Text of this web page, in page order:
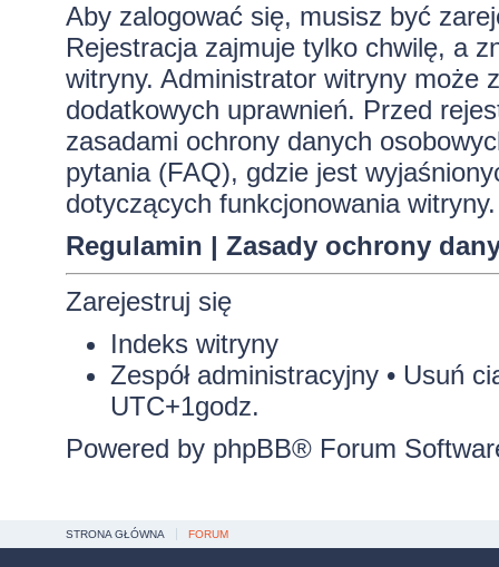
Aby zalogować się, musisz być
Rejestracja zajmuje tylko chwilę, a
witryny. Administrator witryny może
dodatkowych uprawnień. Przed
zasadami ochrony danych
pytania (FAQ), gdzie jest
dotyczących funkcjonowania witryny.
Regulamin | Zasady ochrony
Zarejestruj się
Indeks witryny
Zespół administracyjny• Usuń
UTC+1godz.
Powered by phpBB® Forum
STRONA GŁÓWNA FORUM